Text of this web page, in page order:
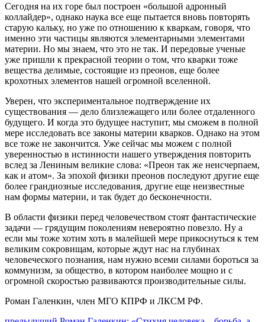
Сегодня на их горе был построен «большой адронный
коллайдер», однако наука все еще пытается вновь повторять
старую кальку, но уже по отношению к кваркам, говоря, что
именно эти частицы являются элементарными элементами
материи. Но мы знаем, что это не так. И передовые ученые
уже пришли к прекрасной теории о том, что кварки тоже
вещества делимые, состоящие из преонов, еще более
крохотных элементов нашей огромной вселенной.
Уверен, что экспериментальное подтверждение их
существования — дело близлежащего или более отдаленного
будущего. И когда это будущее наступит, мы сможем в полной
мере исследовать все законы материи кварков. Однако на этом
все тоже не закончится. Уже сейчас мы можем с полной
уверенностью в истинности нашего утверждения повторить
вслед за Лениным великие слова: «Преон так же неисчерпаем,
как и атом». За эпохой физики преонов последуют другие еще
более грандиозные исследования, другие еще неизвестные
нам формы материи, и так будет до бесконечности.
В области физики перед человечеством стоят фантастические
задачи — грядущим поколениям невероятно повезло. Ну а
если мы тоже хотим хоть в малейшей мере прикоснуться к тем
великим сокровищам, которые ждут нас на глубинах
человеческого познания, нам нужно всеми силами бороться за
коммунизм, за общество, в котором наиболее мощно и с
огромной скоростью развиваются производительные силы.
Роман Галенкин, член МГО КПРФ и ЛКСМ РФ.